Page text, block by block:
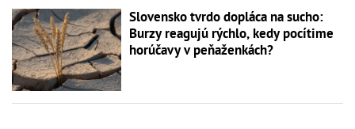
Slovensko tvrdo dopláca na sucho:
Burzy reagujú rýchlo, kedy pocítime
horúčavy v peňaženkách?